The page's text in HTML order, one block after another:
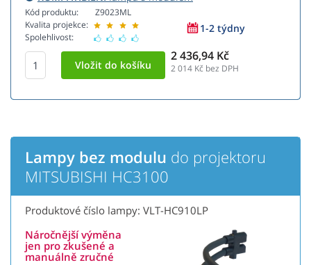
Kód produktu:
Kvalita projekce:
Spolehlivost:
Z9023ML
1-2 týdny
2 436,94 Kč
2 014 Kč bez DPH
Lampy bez modulu do projektoru
MITSUBISHI HC3100
Produktové číslo lampy: VLT-HC910LP
Náročnější výměna
jen pro zkušené a
manuálně zručné